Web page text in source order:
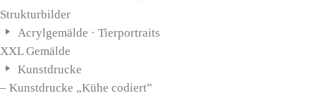
Strukturbilder
Acrylgemälde · Tierportraits
XXL Gemälde
Kunstdrucke
– Kunstdrucke „Kühe codiert”